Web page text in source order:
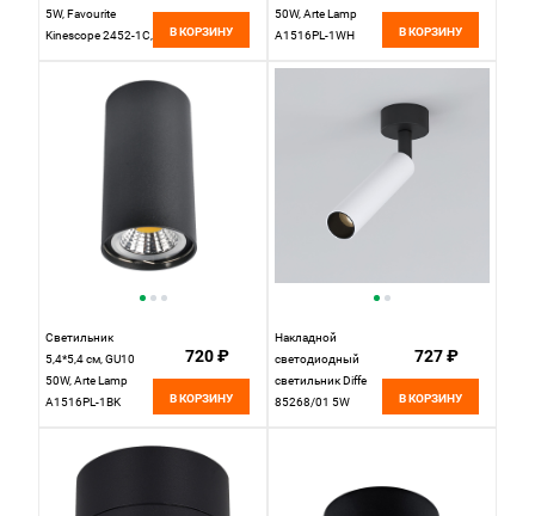
5W, Favourite
Kinescope 2452-1C,
В КОРЗИНУ
50W, Arte Lamp
A1516PL-1WH
В КОРЗИНУ
Светильник
5,4*5,4 см, GU10
50W, Arte Lamp
A1516PL-1BK
720 ₽
В КОРЗИНУ
Накладной
светодиодный
светильник Diffe
85268/01 5W
727 ₽
В КОРЗИНУ